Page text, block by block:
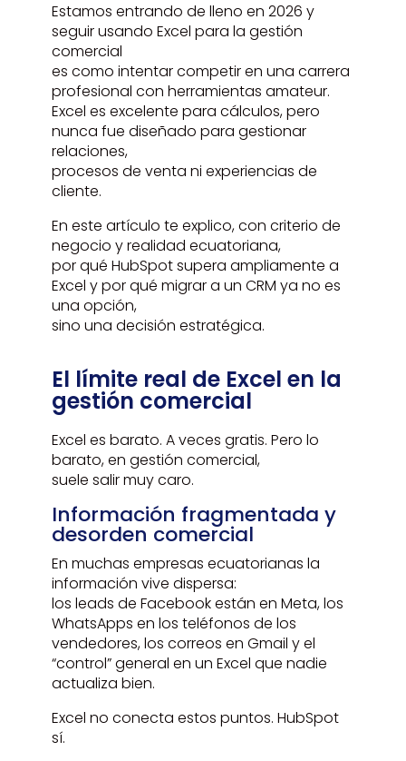
Estamos entrando de lleno en 2026 y
seguir usando Excel para la gestión
comercial
es como intentar competir en una carrera
profesional con herramientas amateur.
Excel es excelente para cálculos, pero
nunca fue diseñado para gestionar
relaciones,
procesos de venta ni experiencias de
cliente.
En este artículo te explico, con criterio de
negocio y realidad ecuatoriana,
por qué HubSpot supera ampliamente a
Excel y por qué migrar a un CRM ya no es
una opción,
sino una decisión estratégica.
El límite real de Excel en la
gestión comercial
Excel es barato. A veces gratis. Pero lo
barato, en gestión comercial,
suele salir muy caro.
Información fragmentada y
desorden comercial
En muchas empresas ecuatorianas la
información vive dispersa:
los leads de Facebook están en Meta, los
WhatsApps en los teléfonos de los
vendedores, los correos en Gmail y el
“control” general en un Excel que nadie
actualiza bien.
Excel no conecta estos puntos. HubSpot
sí.